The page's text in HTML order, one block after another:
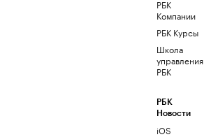
РБК
Компании
РБК Курсы
Школа
управления
РБК
РБК
Новости
iOS